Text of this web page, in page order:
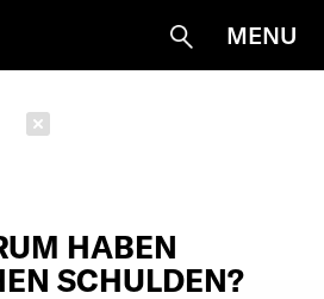
Suche
MENU
HABEN
SCHULDEN?